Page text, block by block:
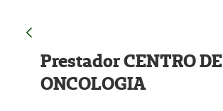
Prestador CENTRO DE
ONCOLOGIA